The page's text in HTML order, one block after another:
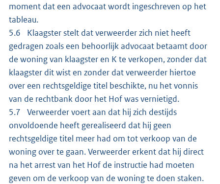
moment dat een advocaat wordt ingeschreven op het
tableau.
5.6 Klaagster stelt dat verweerder zich niet heeft
gedragen zoals een behoorlijk advocaat betaamt door
de woning van klaagster en K te verkopen, zonder dat
klaagster dit wist en zonder dat verweerder hiertoe
over een rechtsgeldige titel beschikte, nu het vonnis
van de rechtbank door het Hof was vernietigd.
5.7 Verweerder voert aan dat hij zich destijds
onvoldoende heeft gerealiseerd dat hij geen
rechtsgeldige titel meer had om tot verkoop van de
woning over te gaan. Verweerder erkent dat hij direct
na het arrest van het Hof de instructie had moeten
geven om de verkoop van de woning te doen staken.